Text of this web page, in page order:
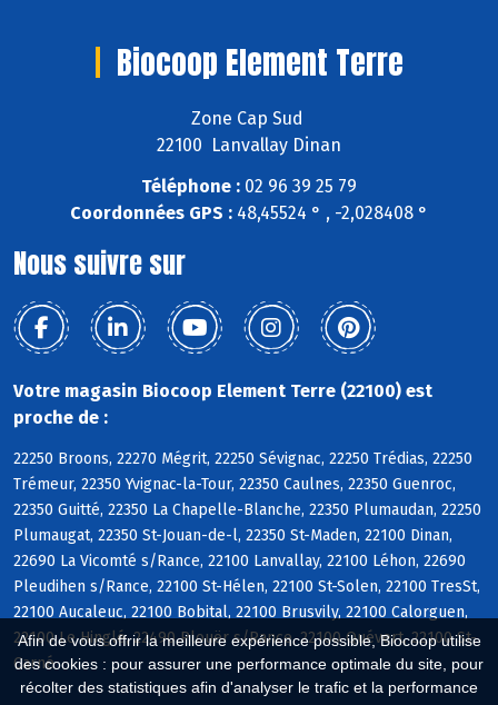
Afin de vous offrir la meilleure expérience possible, Biocoop utilise
des cookies : pour assurer une performance optimale du site, pour
récolter des statistiques afin d'analyser le trafic et la performance
Biocoop Element Terre
Zone Cap Sud
22100 Lanvallay Dinan
Téléphone : 02 96 39 25 79
Coordonnées GPS : 48,45524 ° , -2,028408 °
Nous suivre sur
Votre magasin Biocoop Element Terre (22100) est
proche de :
22250 Broons, 22270 Mégrit, 22250 Sévignac, 22250 Trédias, 22250
Trémeur, 22350 Yvignac-la-Tour, 22350 Caulnes, 22350 Guenroc,
22350 Guitté, 22350 La Chapelle-Blanche, 22350 Plumaudan, 22250
Plumaugat, 22350 St-Jouan-de-l, 22350 St-Maden, 22100 Dinan,
22690 La Vicomté s/Rance, 22100 Lanvallay, 22100 Léhon, 22690
Pleudihen s/Rance, 22100 St-Hélen, 22100 St-Solen, 22100 TresSt,
22100 Aucaleuc, 22100 Bobital, 22100 Brusvily, 22100 Calorguen,
22100 Le Hinglé, 22490 Plouër s/Rance, 22100 Quévert, 22100 St-
Carné